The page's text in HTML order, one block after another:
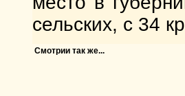
сельских, с 34
Смотрии так же...